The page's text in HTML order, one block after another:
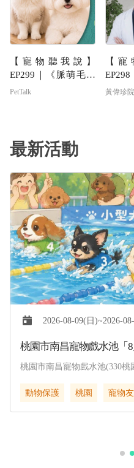
【寵物聽我說】
EP299｜《脈萌毛孩
健康交流夜》看懂毛
PetTalk
【寵
出來
黃偉珍
最新活動
2026-08-09(日)~2026-
桃園市南昌寵物戲水池「8
桃園市南昌寵物戲水池(330桃
動物保護
桃園 寵物